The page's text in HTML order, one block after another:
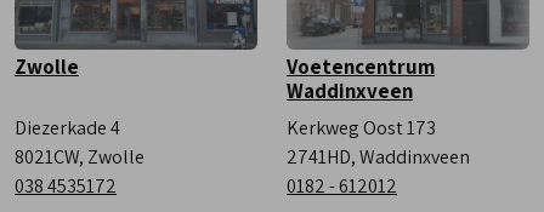
Zwolle
Diezerkade 4
8021CW, Zwolle
038 4535172
Voetencentrum
Waddinxveen
Kerkweg Oost 173
2741HD, Waddinxveen
0182 - 612012